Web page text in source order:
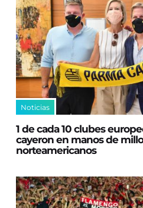
Noticias
1 de cada 10 clubes
cayeron en manos de
norteamericanos